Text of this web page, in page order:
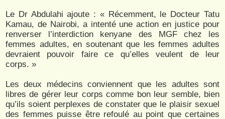
Le Dr Abdulahi ajoute : « Récemment, le Docteur Tatu
Kamau, de Nairobi, a intenté une action en justice pour
renverser l’interdiction kenyane des MGF chez les
femmes adultes, en soutenant que les femmes adultes
devraient pouvoir faire ce qu’elles veulent de leur
corps. »
Les deux médecins conviennent que les adultes sont
libres de gérer leur corps comme bon leur semble, bien
qu’ils soient perplexes de constater que le plaisir sexuel
des femmes puisse être refoulé au point que certaines